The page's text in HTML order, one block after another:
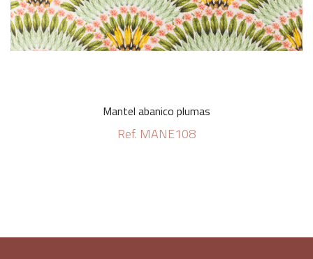
Mantel abanico plumas
Ref. MANE108